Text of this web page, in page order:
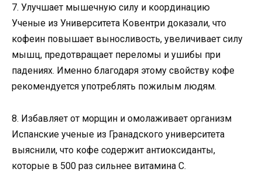
7. Улучшает мышечную силу и координацию
Ученые из Университета Ковентри доказали, что
кофеин повышает выносливость, увеличивает силу
мышц, предотвращает переломы и ушибы при
падениях. Именно благодаря этому свойству кофе
рекомендуется употреблять пожилым людям.
8. Избавляет от морщин и омолаживает организм
Испанские ученые из Гранадского университета
выяснили, что кофе содержит антиоксиданты,
которые в 500 раз сильнее витамина С.